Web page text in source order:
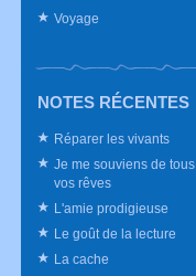
Voyage
NOTES RÉCENTES
Réparer les vivants
Je me souviens de tous
vos rêves
L'amie prodigieuse
Le goût de la lecture
La cache